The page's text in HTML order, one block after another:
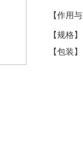
【作用
【规格】
【包装